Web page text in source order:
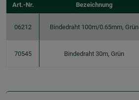
Art.-Nr. Bezeichnung
06212 Bindedraht 100m/0.65mm, Grün
70545 Bindedraht 30m, Grün